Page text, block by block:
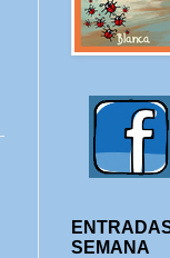
SEMANA